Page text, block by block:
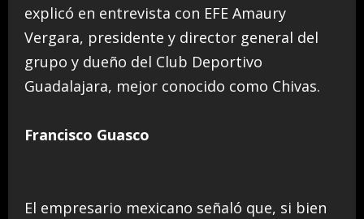
explicó en entrevista con EFE Amaury
Vergara, presidente y director general del
grupo y dueño del Club Deportivo
Guadalajara, mejor conocido como Chivas.
Francisco Guasco
El empresario mexicano señaló que, si bien